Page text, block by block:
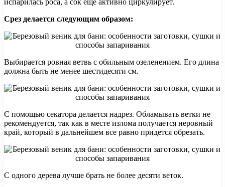
испарилась роса, а сок еще активно циркулирует.
Срез делается следующим образом:
Выбирается ровная ветвь с обильным озеленением. Его длина
должна быть не менее шестидесяти см.
С помощью секатора делается надрез. Обламывать ветки не
рекомендуется, так как в месте излома получается неровный
край, который в дальнейшем все равно придется обрезать.
С одного дерева лучше брать не более десяти веток.